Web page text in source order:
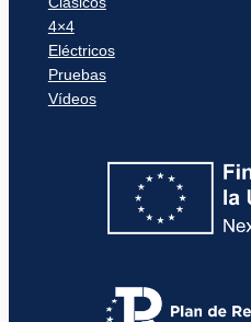
4×4
Eléctricos
Pruebas
Vídeos